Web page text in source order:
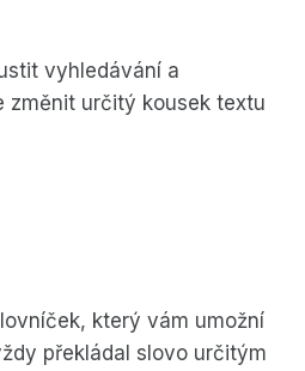
vyhledávání a
změnit určitý kousek textu
který vám umožní
překládal slovo určitým